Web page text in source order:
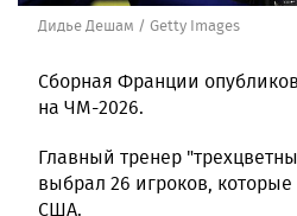
Дидье Дешам / Getty Images
Сборная Франции
на ЧМ-2026.
Главный тренер
выбрал 26 игроков,
США.